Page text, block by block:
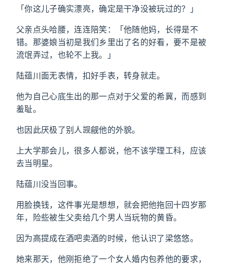
「你这儿子确实漂亮，确定是干净没被玩过的？」
父亲点头哈腰，连连陪笑：「他随他妈，长得是不
错。那婆娘当初是我们乡里出了名的好看，要不是被
流氓弄过，也轮不上我。」
陆蕴川面无表情，扣好手表，转身就走。
他为自己心底生出的那一点对于父爱的希冀，而感到
羞耻。
也因此厌极了别人觊觎他的外貌。
上大学那会儿，很多人都说，他不该学理工科，应该
去当明星。
陆蕴川没当回事。
用脸换钱，这件事光是想想，就会把他拖回十四岁那
年，险些被生父卖给几个男人当玩物的黄昏。
因为高提成在酒吧卖酒的时候，他认识了梁悠悠。
她来那天，他刚拒绝了一个女人婚内包养他的要求，